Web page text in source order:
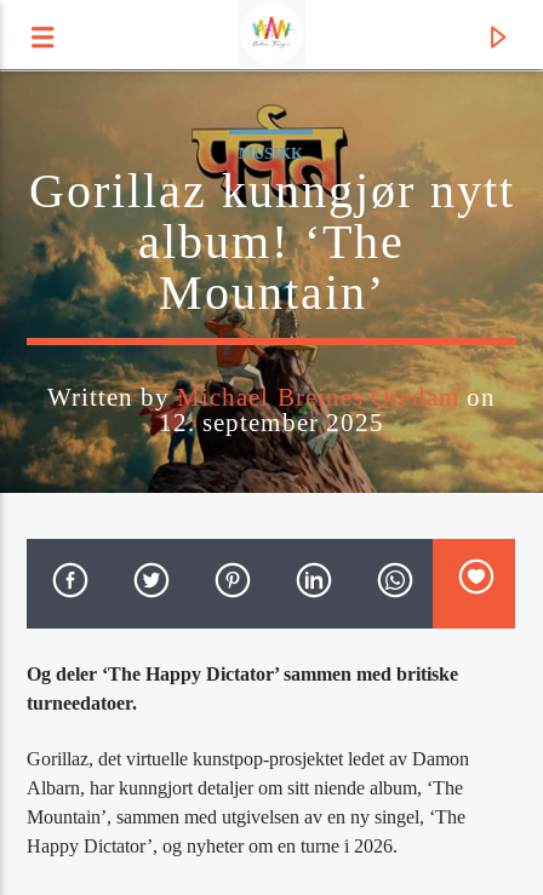
Radio Tango
Current track
Artist
MUSIKK
Gorillaz kunngjør nytt
album! ‘The
Mountain’
Written byMichael Breines Oredam on
12. september 2025
Og deler ‘The Happy Dictator’ sammen med britiske
turneedatoer.
Gorillaz, det virtuelle kunstpop-prosjektet ledet av Damon
Albarn, har kunngjort detaljer om sitt niende album, ‘The
Mountain’, sammen med utgivelsen av en ny singel, ‘The
Happy Dictator’, og nyheter om en turne i 2026.